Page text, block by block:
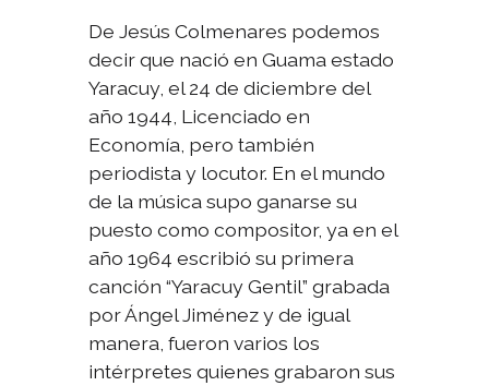
De Jesús Colmenares podemos
decir que nació en Guama estado
Yaracuy, el 24 de diciembre del
año 1944, Licenciado en
Economía, pero también
periodista y locutor. En el mundo
de la música supo ganarse su
puesto como compositor, ya en el
año 1964 escribió su primera
canción “Yaracuy Gentil” grabada
por Ángel Jiménez y de igual
manera, fueron varios los
intérpretes quienes grabaron sus